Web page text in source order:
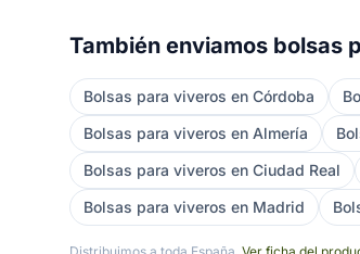
También enviamos bolsas
Bolsas para viveros en Córdoba
Bolsas para viveros en Almería
Bolsas para viveros en Ciudad Real
Bolsas para viveros en Madrid